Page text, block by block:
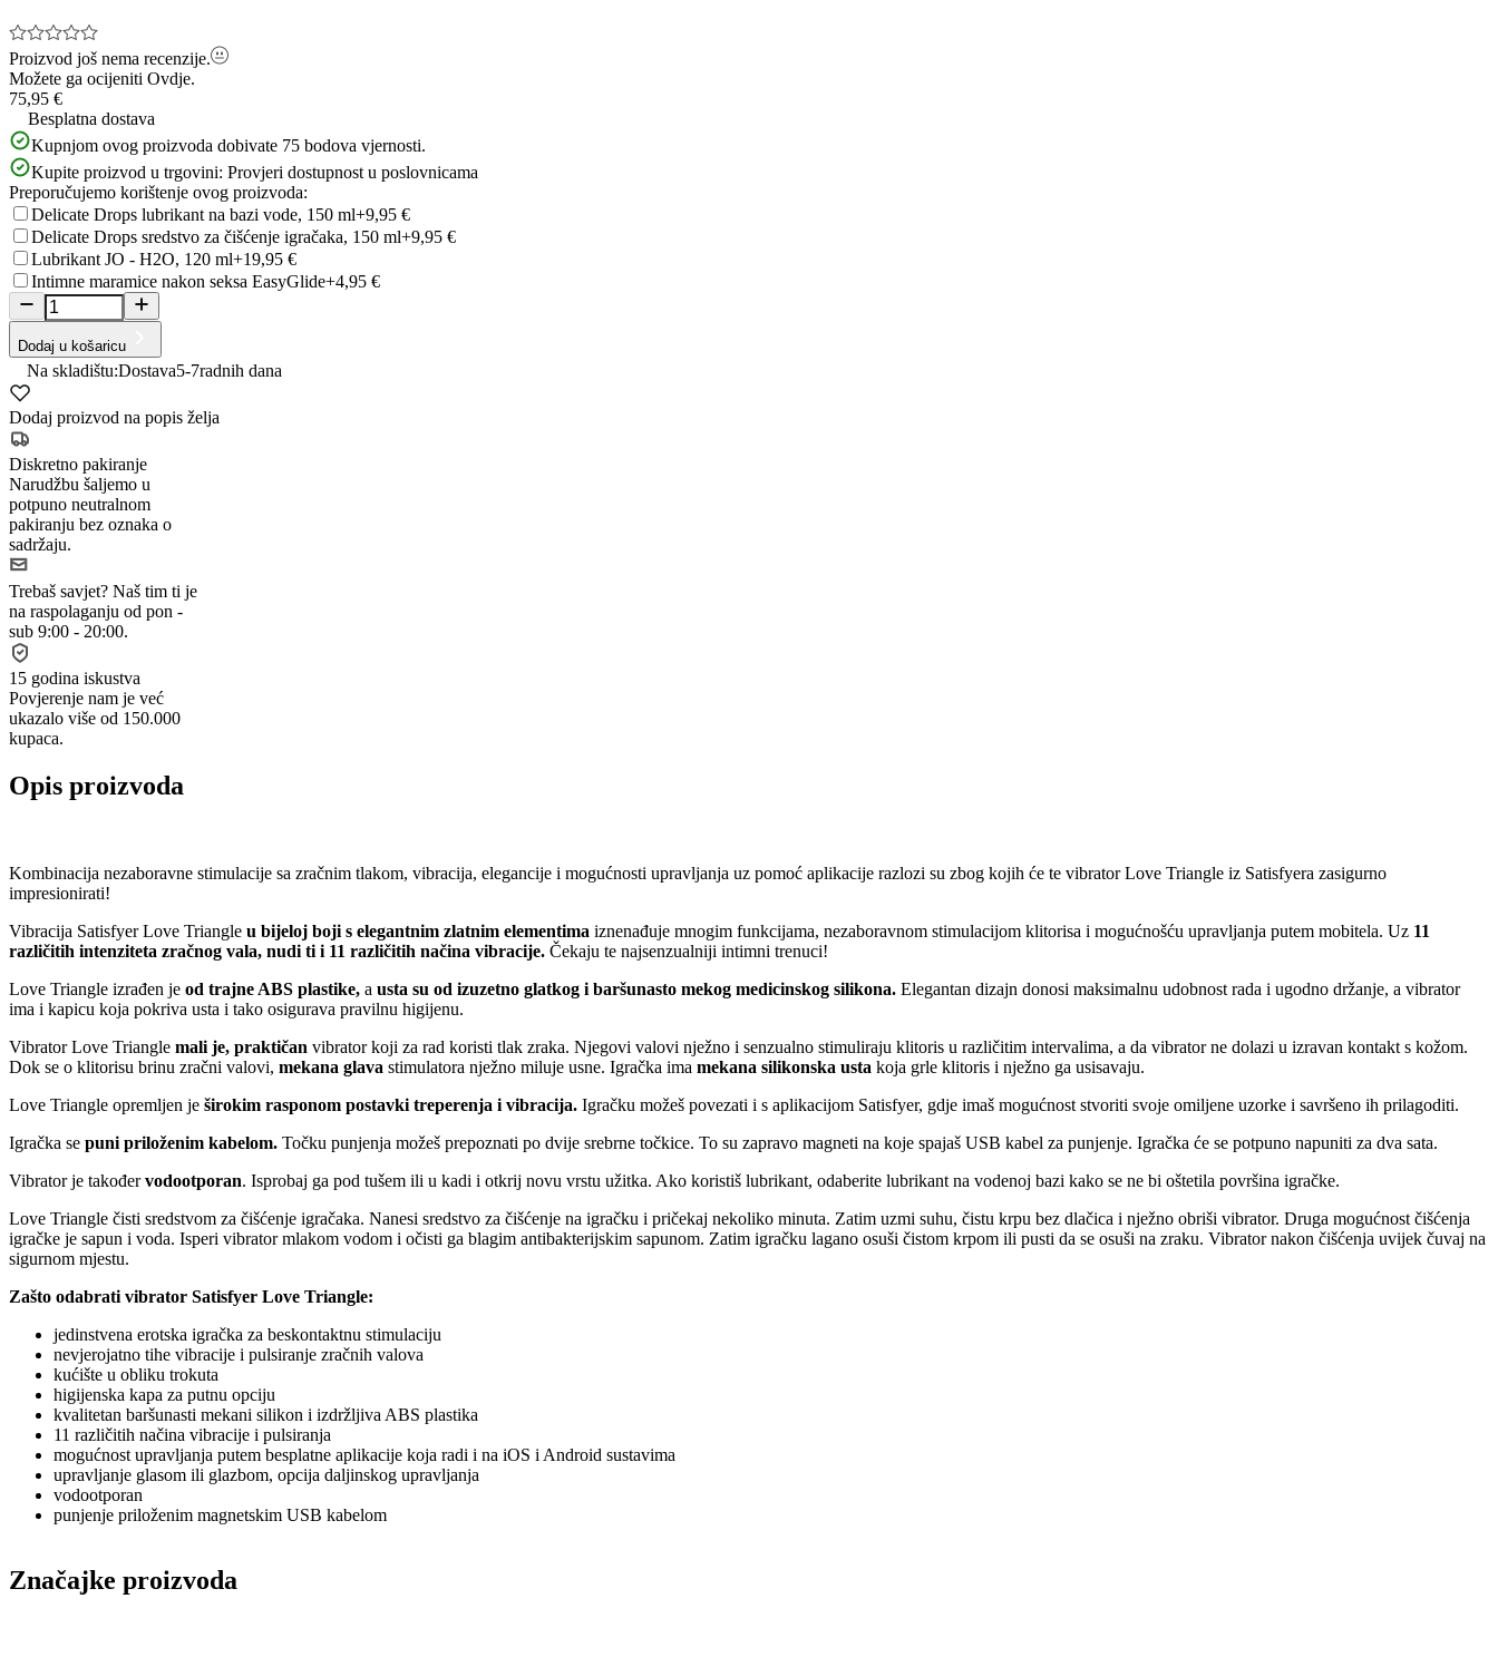
Proizvod još nema recenzije.
Možete ga ocijeniti Ovdje.
75,95 €
Besplatna dostava
Kupnjom ovog proizvoda dobivate 75 bodova vjernosti.
Kupite proizvod u trgovini: Provjeri dostupnost u poslovnicama
Preporučujemo korištenje ovog proizvoda:
Delicate Drops lubrikant na bazi vode, 150 ml+9,95 €
Delicate Drops sredstvo za čišćenje igračaka, 150 ml+9,95 €
Lubrikant JO - H2O, 120 ml+19,95 €
Intimne maramice nakon seksa EasyGlide+4,95 €
Dodaj u košaricu
Na skladištu:Dostava5-7radnih dana
Dodaj proizvod na popis želja
Diskretno pakiranje
Narudžbu šaljemo u
potpuno neutralnom
pakiranju bez oznaka o
sadržaju.
Trebaš savjet? Naš tim ti je
na raspolaganju od pon -
sub 9:00 - 20:00.
15 godina iskustva
Povjerenje nam je već
ukazalo više od 150.000
kupaca.
Opis proizvoda
Kombinacija nezaboravne stimulacije sa zračnim tlakom, vibracija, elegancije i mogućnosti upravljanja uz pomoć aplikacije razlozi su zbog kojih će te vibrator Love Triangle iz Satisfyera zasigurno
impresionirati!
Vibracija Satisfyer Love Triangle u bijeloj boji s elegantnim zlatnim elementima iznenađuje mnogim funkcijama, nezaboravnom stimulacijom klitorisa i mogućnošću upravljanja putem mobitela. Uz 11
različitih intenziteta zračnog vala, nudi ti i 11 različitih načina vibracije. Čekaju te najsenzualniji intimni trenuci!
Love Triangle izrađen je od trajne ABS plastike, a usta su od izuzetno glatkog i baršunasto mekog medicinskog silikona. Elegantan dizajn donosi maksimalnu udobnost rada i ugodno držanje, a vibrator
ima i kapicu koja pokriva usta i tako osigurava pravilnu higijenu.
Vibrator Love Triangle mali je, praktičan vibrator koji za rad koristi tlak zraka. Njegovi valovi nježno i senzualno stimuliraju klitoris u različitim intervalima, a da vibrator ne dolazi u izravan kontakt s kožom.
Dok se o klitorisu brinu zračni valovi, mekana glava stimulatora nježno miluje usne. Igračka ima mekana silikonska usta koja grle klitoris i nježno ga usisavaju.
Love Triangle opremljen je širokim rasponom postavki treperenja i vibracija. Igračku možeš povezati i s aplikacijom Satisfyer, gdje imaš mogućnost stvoriti svoje omiljene uzorke i savršeno ih prilagoditi.
Igračka se puni priloženim kabelom. Točku punjenja možeš prepoznati po dvije srebrne točkice. To su zapravo magneti na koje spajaš USB kabel za punjenje. Igračka će se potpuno napuniti za dva sata.
Vibrator je takođervodootporan. Isprobaj ga pod tušem ili u kadi i otkrij novu vrstu užitka. Ako koristiš lubrikant, odaberite lubrikant na vodenoj bazi kako se ne bi oštetila površina igračke.
Love Triangle čisti sredstvom za čišćenje igračaka. Nanesi sredstvo za čišćenje na igračku i pričekaj nekoliko minuta. Zatim uzmi suhu, čistu krpu bez dlačica i nježno obriši vibrator. Druga mogućnost čišćenja
igračke je sapun i voda. Isperi vibrator mlakom vodom i očisti ga blagim antibakterijskim sapunom. Zatim igračku lagano osuši čistom krpom ili pusti da se osuši na zraku. Vibrator nakon čišćenja uvijek čuvaj na
sigurnom mjestu.
Zašto odabrati vibrator Satisfyer Love Triangle:
jedinstvena erotska igračka za beskontaktnu stimulaciju
nevjerojatno tihe vibracije i pulsiranje zračnih valova
kućište u obliku trokuta
higijenska kapa za putnu opciju
kvalitetan baršunasti mekani silikon i izdržljiva ABS plastika
11 različitih načina vibracije i pulsiranja
mogućnost upravljanja putem besplatne aplikacije koja radi i na iOS i Android sustavima
upravljanje glasom ili glazbom, opcija daljinskog upravljanja
vodootporan
punjenje priloženim magnetskim USB kabelom
Značajke proizvoda